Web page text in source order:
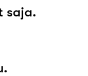
saja.